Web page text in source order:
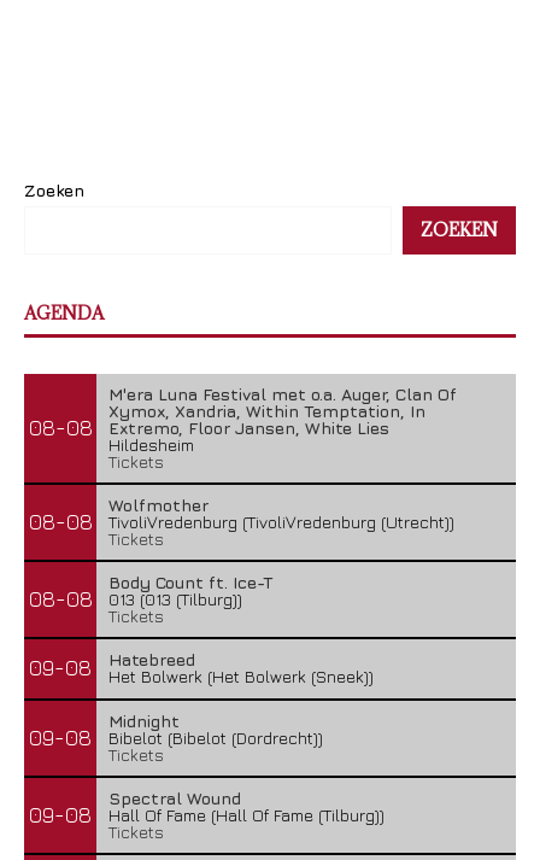
Zoeken
ZOEKEN
AGENDA
08-08
M'era Luna Festival met o.a. Auger, Clan Of
Xymox, Xandria, Within Temptation, In
Extremo, Floor Jansen, White Lies
Hildesheim
Tickets
08-08
Wolfmother
TivoliVredenburg (TivoliVredenburg (Utrecht))
Tickets
08-08
Body Count ft. Ice-T
013 (013 (Tilburg))
Tickets
09-08
Hatebreed
Het Bolwerk (Het Bolwerk (Sneek))
09-08
Midnight
Bibelot (Bibelot (Dordrecht))
Tickets
09-08
Spectral Wound
Hall Of Fame (Hall Of Fame (Tilburg))
Tickets